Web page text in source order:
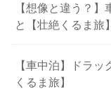
【想像と違う？
と【壮絶くるま旅】
【車中泊】ドラ
くるま旅】